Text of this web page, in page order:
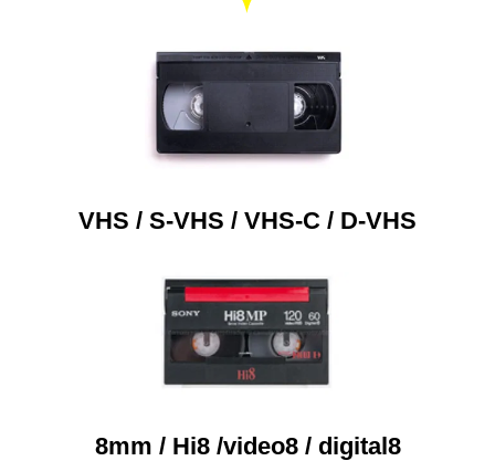
VHS / S-VHS / VHS-C / D-VHS
8mm / Hi8 /video8 / digital8